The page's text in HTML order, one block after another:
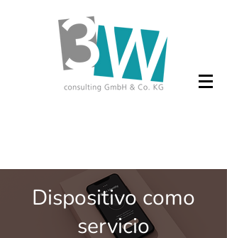
Dispositivo como
servicio